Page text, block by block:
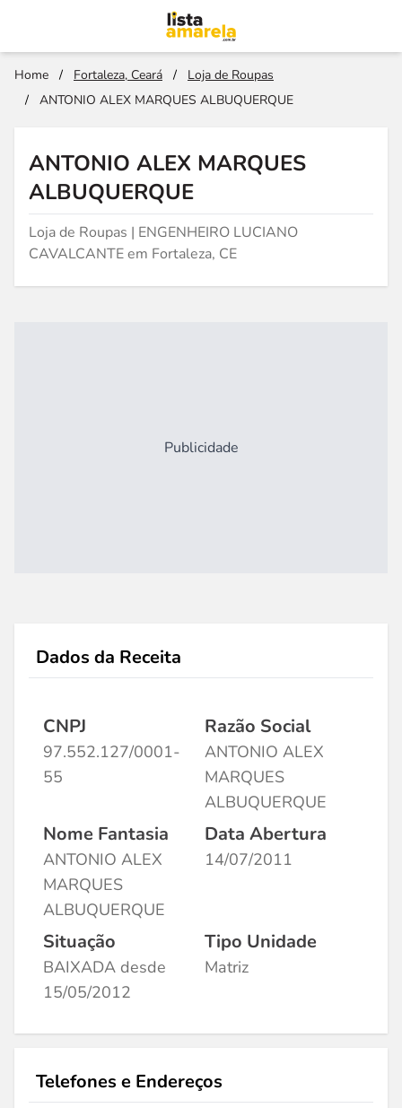
Home / Fortaleza, Ceará /
Loja de Roupas
/
ANTONIO ALEX MARQUES ALBUQUERQUE
ANTONIO ALEX MARQUES
ALBUQUERQUE
Loja de Roupas | ENGENHEIRO LUCIANO
CAVALCANTE em Fortaleza, CE
Publicidade
Dados da Receita
CNPJ
97.552.127/0001-
55
Razão Social
ANTONIO ALEX
MARQUES
ALBUQUERQUE
Nome Fantasia
ANTONIO ALEX
MARQUES
ALBUQUERQUE
Data Abertura
14/07/2011
Situação
BAIXADA desde
15/05/2012
Tipo Unidade
Matriz
Telefones e Endereços